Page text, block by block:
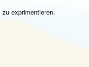
exprimentieren.